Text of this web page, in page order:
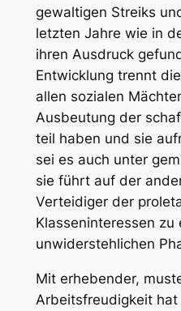
gewaltigen Streiks
letzten Jahre wie in
ihren Ausdruck
Entwicklung trennt
allen sozialen
Ausbeutung der
teil haben und sie
sei es auch unter
sie führt auf der
Verteidiger der
Klasseninteressen zu
unwiderstehlichen
Mit erhebender,
Arbeitsfreudigkeit